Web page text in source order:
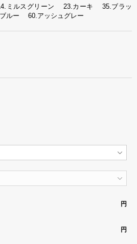
ミルスグリーン 23.カーキ 35.ブラッ
ルー 60.アッシュグレー
円
円